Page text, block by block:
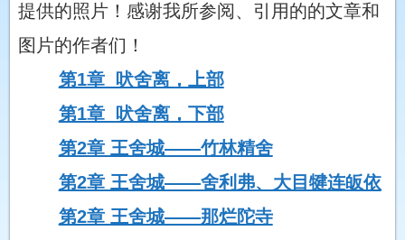
提供的照片！感谢我所参阅、引用的的文章和
图片的作者们！
第1章 吠舍离，上部
第1章 吠舍离，下部
第2章 王舍城——竹林精舍
第2章 王舍城——舍利弗、大目犍连皈依
第2章 王舍城——那烂陀寺